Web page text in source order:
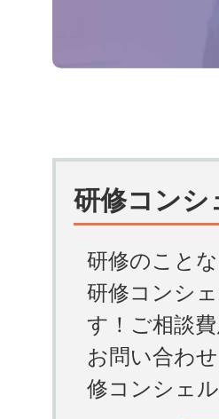
研修コン
研修のこと
研修コンシ
す！ご相談
お問い合わ
修コンシェ